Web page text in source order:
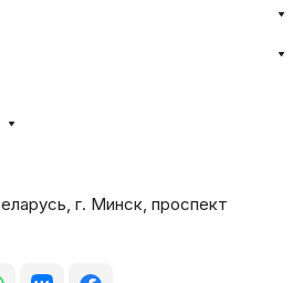
г. Минск, проспект